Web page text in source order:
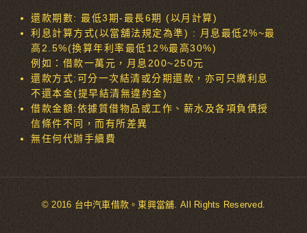
還款期數: 最低3期-最長6期 (以月計算)
利息計算方式(以當舖法規定為準) : 月息最低2%~最
高2.5%(換算年利率最低12%最高30%)
例如：借款一萬元，月息200~250元
還款方式:可分一次結清或分期還款，亦可只繳利息
不還本金(提早結清無違約金)
借款金額:依據質借物品或工作、薪水及各項負債授
信條件不同，而有所差異
無任何代辦手續費
© 2016 台中汽車借款。東興當舖. All Rights Reserved.